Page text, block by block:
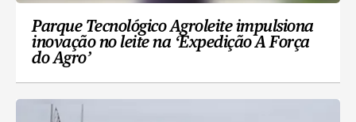
Parque Tecnológico Agroleite impulsiona
inovação no leite na ‘Expedição A Força
do Agro’